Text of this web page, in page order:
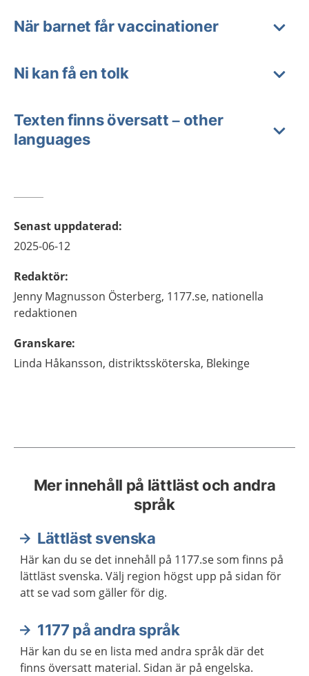
När barnet får vaccinationer
Ni kan få en tolk
Texten finns översatt – other
languages
Senast uppdaterad:
2025-06-12
Redaktör:
Jenny Magnusson Österberg, 1177.se, nationella
redaktionen
Granskare:
Linda Håkansson, distriktssköterska, Blekinge
Mer innehåll på lättläst och andra
språk
Lättläst svenska
Här kan du se det innehåll på 1177.se som finns på
lättläst svenska. Välj region högst upp på sidan för
att se vad som gäller för dig.
1177 på andra språk
Här kan du se en lista med andra språk där det
finns översatt material. Sidan är på engelska.